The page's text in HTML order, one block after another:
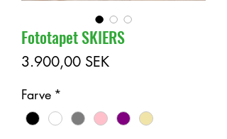
Fototapet SKIERS
3.900,00 SEKPris
Farve *